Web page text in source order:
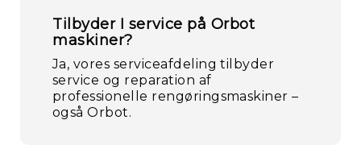
Tilbyder I service på Orbot
maskiner?
Ja, vores serviceafdeling tilbyder
service og reparation af
professionelle rengøringsmaskiner –
også Orbot.